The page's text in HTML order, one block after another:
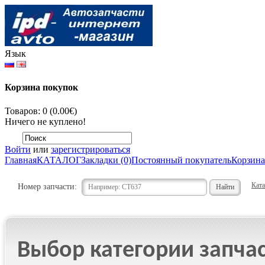
Язык
Корзина покупок
Товаров: 0 (0.00€)
Ничего не куплено!
Войти или зарегистрироваться
ГлавнаяКАТАЛОГЗакладки (0)Постоянный покупатель
Номер запчасти:
Выбор категории